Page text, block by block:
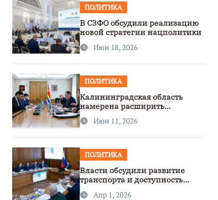
ПОЛИТИКА
В СЗФО обсудили реализацию
новой стратегии нацполитики
Июн 18, 2026
ПОЛИТИКА
Калининградская область
намерена расширить
сотрудничество с Узбекистаном
Июн 11, 2026
ПОЛИТИКА
Власти обсудили развитие
транспорта и доступность
региона
Апр 1, 2026